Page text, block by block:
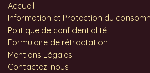
Accueil
Information et Protection du
Politique de confidentialité
Formulaire de rétractation
Mentions Légales
Contactez-nous